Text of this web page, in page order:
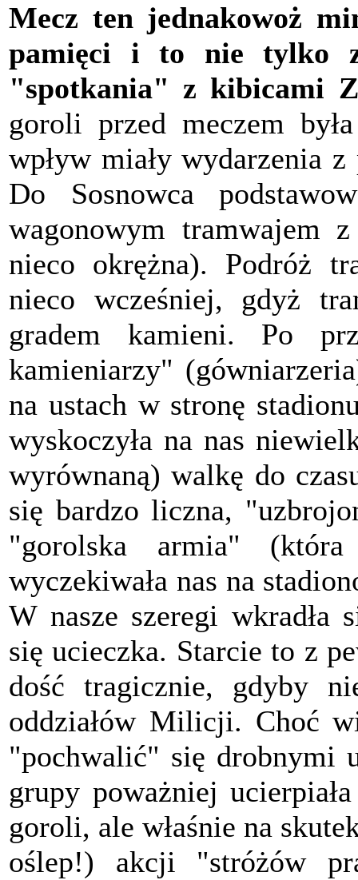
Mecz ten jednakowoż
pamięci i to nie tylko
"spotkania" z kibicami
goroli przed meczem
wpływ miały wydarzenia
Do Sosnowca
wagonowym tramwajem
nieco okrężna). Podróż
nieco wcześniej, gdyż
gradem kamieni. Po
kamieniarzy"
na ustach w stronę
wyskoczyła na nas
wyrównaną) walkę do
się bardzo liczna,
"gorolska armia"
wyczekiwała nas na
W nasze szeregi wkradła
się ucieczka. Starcie to z
dość tragicznie, gdyby
oddziałów Milicji. Choć
"pochwalić" się drobnymi
grupy poważniej
goroli, ale właśnie na
oślep!) akcji "stróżów